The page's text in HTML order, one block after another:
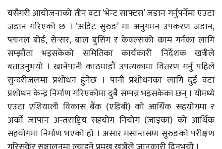
यसैगरी आयोजनाको तीन वटा ‘भेन्ट साफ्टस’ जडान गर्नुपर्नेमा एउटा
जडान गरिएको छ । ‘अडिट सुरुङ’ मा अनुगमन उपकरण जडान,
प्लानल बोर्ड, सेन्सर, बाल बुसिंग र केवल्सको काम गर्नका लागि
सम्झौता भइसकेको समितिका कार्यकारी निर्देशक खत्रीले
बताउनुभयो । खानेपानी काठमाडौं उपत्यकामा वितरण गर्नु पहिले
सुन्दरीजलमा प्रशोधन हुनेछ । पानी प्रशोधनका लागि दुई वटा
प्रशोधन केन्द्र निर्माण गरिएकोमा दुबै सम्पन्न भइसकेका छन् । यीमध्ये
एउटा एशियाली विकास बैंक (एडिबी) को आर्थिक सहयोगमा र
अर्काे जापान अन्तराष्ट्रिय सहयोग नियोग (जाइका) को आर्थिक
सहयोगमा निर्माण भएको हो । असार मसान्तसम्म सुरुङको परीक्षण